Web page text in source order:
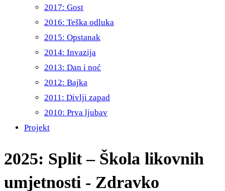
2017: Gost
2016: Teška odluka
2015: Opstanak
2014: Invazija
2013: Dan i noć
2012: Bajka
2011: Divlji zapad
2010: Prva ljubav
Projekt
2025: Split – Škola likovnih
umjetnosti - Zdravko